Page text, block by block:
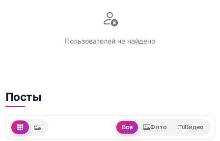
Пользователей не найдено
Посты
Все Фото Видео